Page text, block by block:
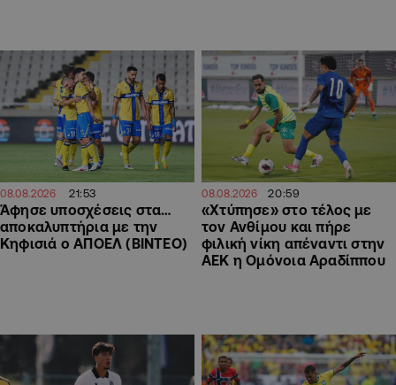
08.08.2026 21:53
Άφησε υποσχέσεις στα…
αποκαλυπτήρια με την
Κηφισιά ο ΑΠΟΕΛ (ΒΙΝΤΕΟ)
08.08.2026 20:59
«Χτύπησε» στο τέλος με
τον Ανθίμου και πήρε
φιλική νίκη απέναντι στην
ΑΕΚ η Ομόνοια Αραδίππου